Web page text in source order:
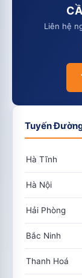
Liên hệ
Tuyến
Hà Tĩnh
Hà Nội
Hải Phòng
Bắc Ninh
Thanh Hoá